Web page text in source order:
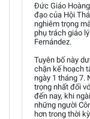
Đức Giáo
đạo của Hội
nghiêm trọng
phụ trách giáo
Fernández.
Tuyên bố này
chặn kế hoạch
ngày 1 tháng 7.
trọng nhất đối
đến nay, khi
những người
hơn trong thời